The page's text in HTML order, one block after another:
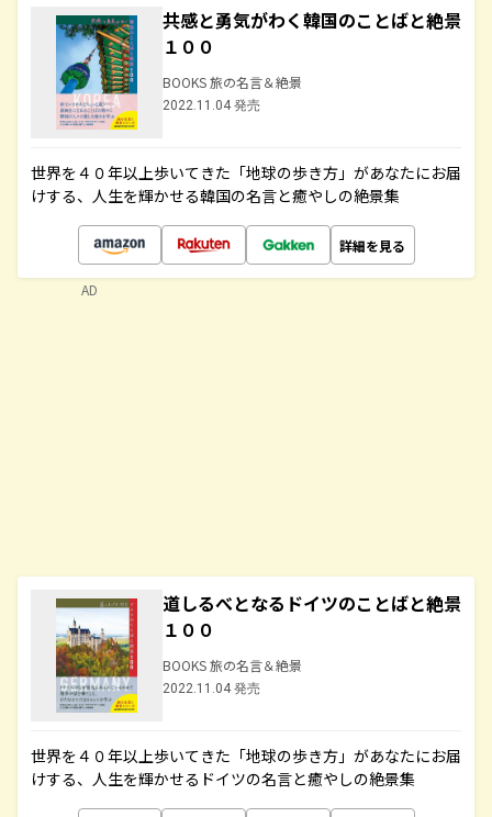
共感と勇気がわく韓国のことばと絶景
１００
BOOKS 旅の名言＆絶景
2022.11.04 発売
世界を４０年以上歩いてきた「地球の歩き方」があなたにお届
けする、人生を輝かせる韓国の名言と癒やしの絶景集
詳細を見る
道しるべとなるドイツのことばと絶景
１００
BOOKS 旅の名言＆絶景
2022.11.04 発売
世界を４０年以上歩いてきた「地球の歩き方」があなたにお届
けする、人生を輝かせるドイツの名言と癒やしの絶景集
AD